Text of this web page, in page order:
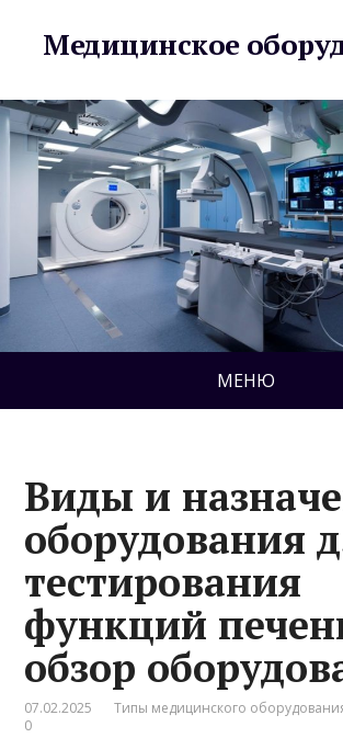
Медицинское
МЕНЮ
Виды и
оборудования
тестирования
функций
обзор
07.02.2025 Типы медицинского
0